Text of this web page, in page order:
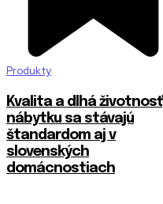
Produkty
​Kvalita a dlhá životnosť
nábytku sa stávajú
štandardom aj v
slovenských
domácnostiach